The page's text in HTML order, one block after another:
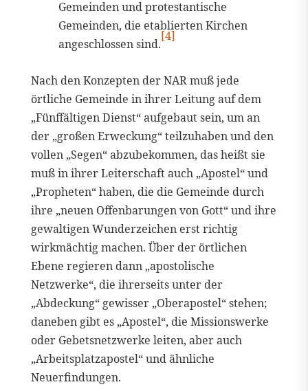
Gemeinden und protestantische
Gemeinden, die etablierten Kirchen
angeschlossen sind.
[4]
Nach den Konzepten der NAR muß jede
örtliche Gemeinde in ihrer Leitung auf dem
„Fünffältigen Dienst“ aufgebaut sein, um an
der „großen Erweckung“ teilzuhaben und den
vollen „Segen“ abzubekommen, das heißt sie
muß in ihrer Leiterschaft auch „Apostel“ und
„Propheten“ haben, die die Gemeinde durch
ihre „neuen Offenbarungen von Gott“ und ihre
gewaltigen Wunderzeichen erst richtig
wirkmächtig machen. Über der örtlichen
Ebene regieren dann „apostolische
Netzwerke“, die ihrerseits unter der
„Abdeckung“ gewisser „Oberapostel“ stehen;
daneben gibt es „Apostel“, die Missionswerke
oder Gebetsnetzwerke leiten, aber auch
„Arbeitsplatzapostel“ und ähnliche
Neuerfindungen.